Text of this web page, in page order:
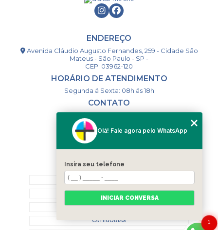
ENDEREÇO
Avenida Cláudio Augusto Fernandes, 259 - Cidade São
Mateus - São Paulo - SP -
CEP: 03962-120
HORÁRIO DE ATENDIMENTO
Segunda á Sexta: 08h ás 18h
CONTATO
(11) 98993-9556
togsm1@gmail.com
MENU
HOME
CONTATO
CATEGORIAS 1
Olá! Fale agora pelo WhatsApp
Insira seu telefone
INICIAR CONVERSA